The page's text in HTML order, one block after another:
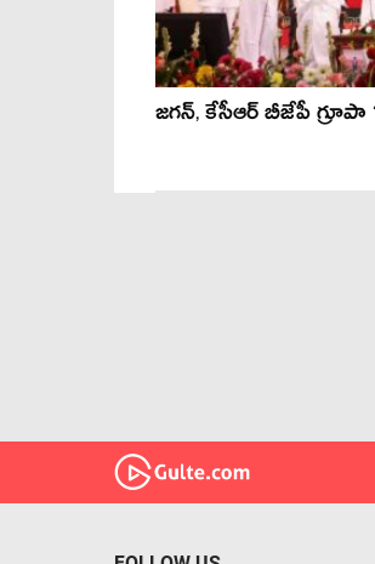
జగన్, కేసీఆర్ బీజేపీ గ్రూపా